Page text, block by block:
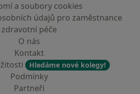
a soubory cookies
údajů pro zaměstnance
zdravotní péče
O nás
Kontakt
Hledáme nové kolegy!
Podmínky
Partneři